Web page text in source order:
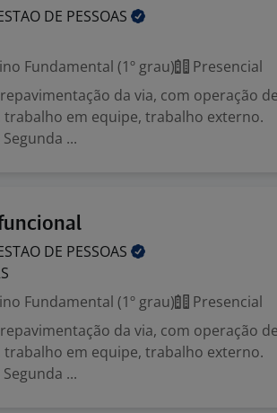
DE PESSOAS
Fundamental (1º grau)
Presencial
da via, com operação de
em equipe, trabalho externo.
...
DE PESSOAS
Fundamental (1º grau)
Presencial
da via, com operação de
em equipe, trabalho externo.
...